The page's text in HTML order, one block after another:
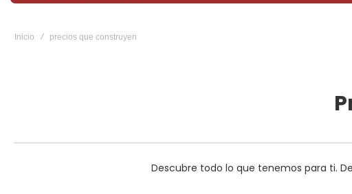
Inicio precios que construyen
Descubre todo lo que tenemos para ti.